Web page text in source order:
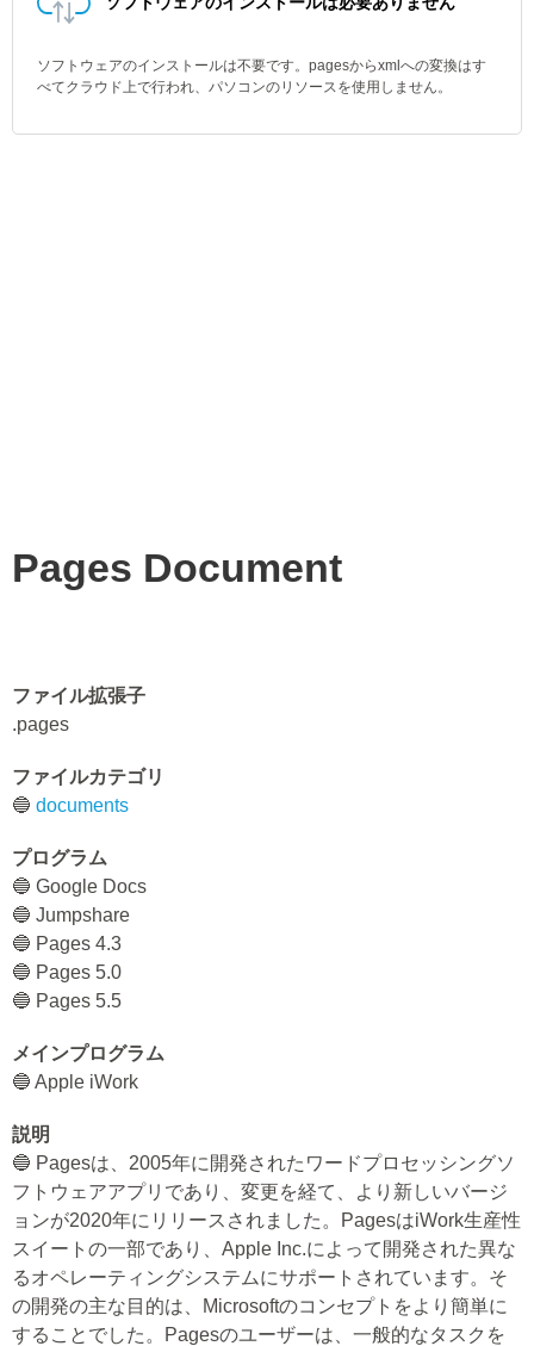
ソフトウェアのインストールは不要です。pagesからxmlへの変換はす
べてクラウド上で行われ、パソコンのリソースを使用しません。
Pages Document
ファイル拡張子
.pages
ファイルカテゴリ
🔵 documents
プログラム
🔵 Google Docs
🔵 Jumpshare
🔵 Pages 4.3
🔵 Pages 5.0
🔵 Pages 5.5
メインプログラム
🔵 Apple iWork
説明
🔵 Pagesは、2005年に開発されたワードプロセッシングソ
フトウェアアプリであり、変更を経て、より新しいバージ
ョンが2020年にリリースされました。PagesはiWork生産性
スイートの一部であり、Apple Inc.によって開発された異な
るオペレーティングシステムにサポートされています。そ
の開発の主な目的は、Microsoftのコンセプトをより簡単に
することでした。Pagesのユーザーは、一般的なタスクを